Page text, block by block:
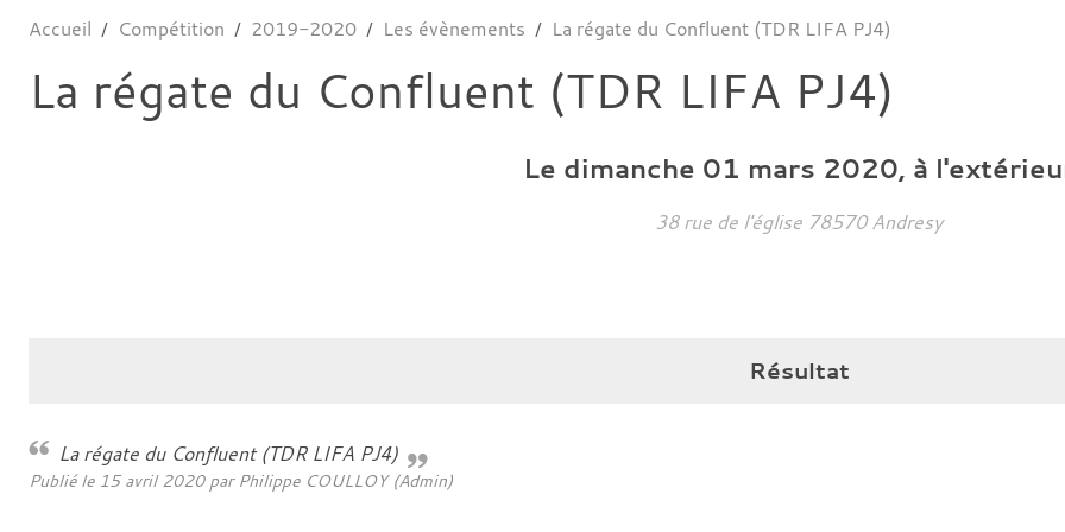
Accueil Compétition 2019-2020 Les évènements La régate du Confluent (TDR LIFA PJ4)
La régate du Confluent (TDR LIFA PJ4)
Le dimanche 01 mars 2020, à
38 rue de l'église 78570 Andresy
Résultat
La régate du Confluent (TDR LIFA PJ4)
Publié le 15 avril 2020par Philippe COULLOY (Admin)